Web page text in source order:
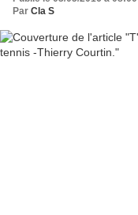
Par Cla S